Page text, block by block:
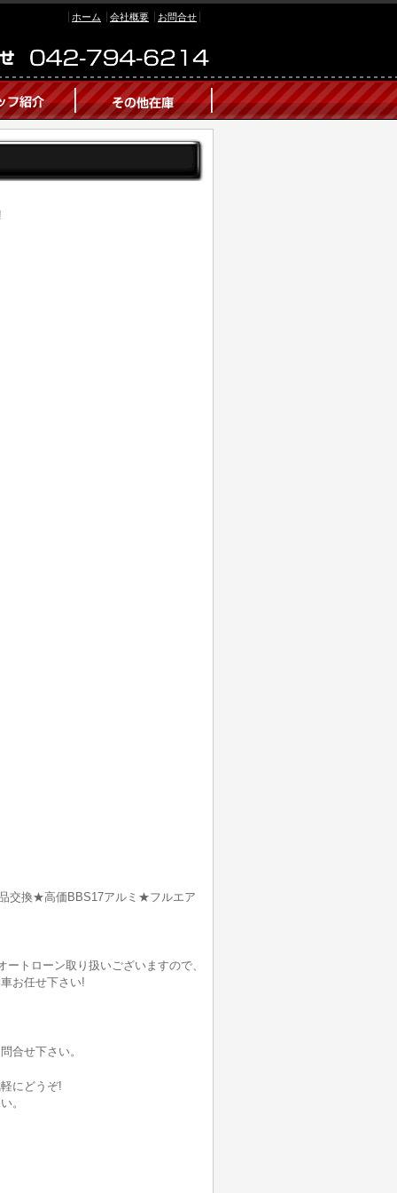
ホーム 会社概要 お問合せ
交換★高価BBS17アルミ★フルエア
トローン取り扱いございますので、
お任せ下さい!
合せ下さい。
にどうぞ!
。